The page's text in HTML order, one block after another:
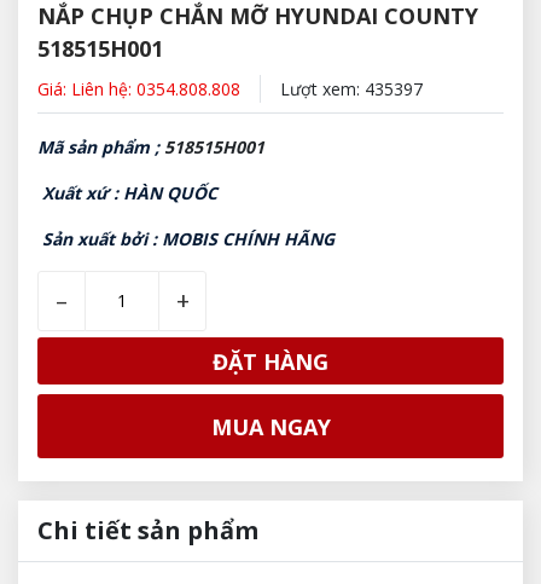
NẮP CHỤP CHẮN MỠ HYUNDAI COUNTY
518515H001
Giá: Liên hệ: 0354.808.808 Lượt xem: 435397
Mã sản phẩm ; 518515H001
Xuất xứ : HÀN QUỐC
Sản xuất bởi : MOBIS CHÍNH HÃNG
– +
ĐẶT HÀNG
MUA NGAY
Chi tiết sản phẩm